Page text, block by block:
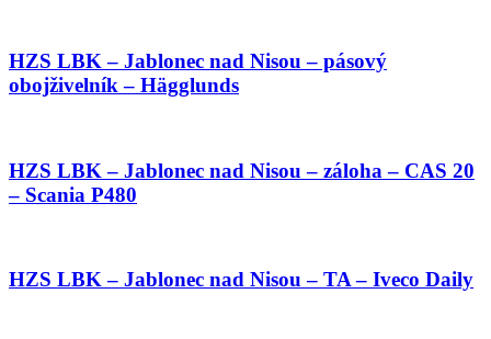
HZS LBK – Jablonec nad Nisou – pásový
obojživelník – Hägglunds
HZS LBK – Jablonec nad Nisou – záloha – CAS 20
– Scania P480
HZS LBK – Jablonec nad Nisou – TA – Iveco Daily